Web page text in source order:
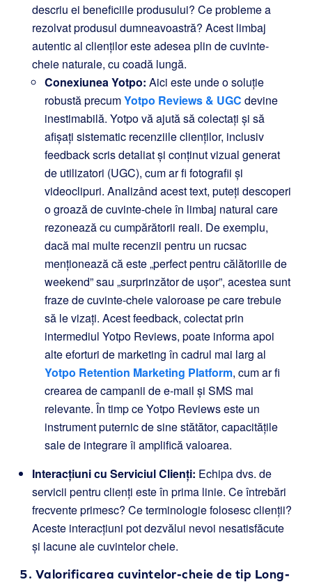
descriu ei beneficiile produsului? Ce probleme a
rezolvat produsul dumneavoastră? Acest limbaj
autentic al clienților este adesea plin de cuvinte-
cheie naturale, cu coadă lungă.
Conexiunea Yotpo: Aici este unde o soluție
robustă precumYotpo Reviews & UGC devine
inestimabilă. Yotpo vă ajută să colectați și să
afișați sistematic recenziile clienților, inclusiv
feedback scris detaliat și conținut vizual generat
de utilizatori (UGC), cum ar fi fotografii și
videoclipuri. Analizând acest text, puteți descoperi
o groază de cuvinte-cheie în limbaj natural care
rezonează cu cumpărătorii reali. De exemplu,
dacă mai multe recenzii pentru un rucsac
menționează că este „perfect pentru călătoriile de
weekend” sau „surprinzător de ușor”, acestea sunt
fraze de cuvinte-cheie valoroase pe care trebuie
să le vizați. Acest feedback, colectat prin
intermediul Yotpo Reviews, poate informa apoi
alte eforturi de marketing în cadrul mai larg al
Yotpo Retention Marketing Platform, cum ar fi
crearea de campanii de e-mail și SMS mai
relevante. În timp ce Yotpo Reviews este un
instrument puternic de sine stătător, capacitățile
sale de integrare îi amplifică valoarea.
Interacțiuni cu Serviciul Clienți: Echipa dvs. de
servicii pentru clienți este în prima linie. Ce întrebări
frecvente primesc? Ce terminologie folosesc clienții?
Aceste interacțiuni pot dezvălui nevoi nesatisfăcute
și lacune ale cuvintelor cheie.
5. Valorificarea cuvintelor-cheie de tip Long-